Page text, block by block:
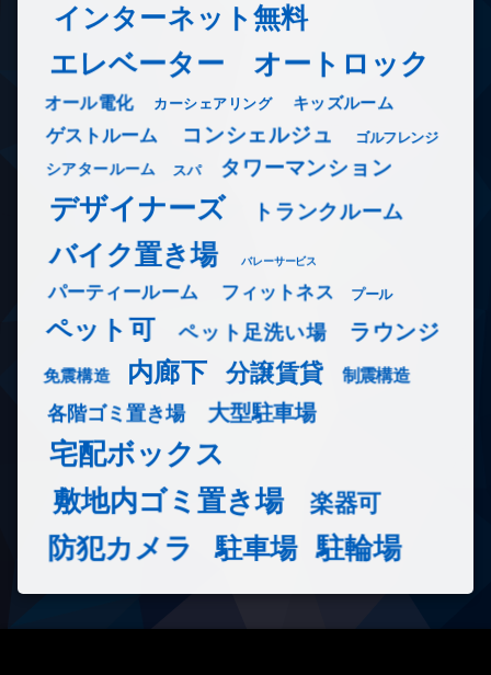
インターネット無料
エレベーター オートロック
オール電化 カーシェアリング キッズルーム
ゲストルーム コンシェルジュ ゴルフレンジ
シアタールーム スパ タワーマンション
デザイナーズ トランクルーム
バイク置き場 バレーサービス
パーティールーム フィットネス プール
ペット可 ペット足洗い場 ラウンジ
免震構造 内廊下 分譲賃貸 制震構造
各階ゴミ置き場 大型駐車場
宅配ボックス
敷地内ゴミ置き場
楽器可
防犯カメラ 駐車場 駐輪場